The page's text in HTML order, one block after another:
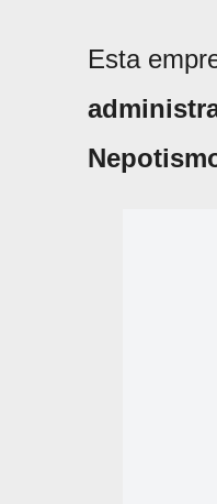
Esta